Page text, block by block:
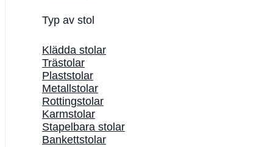
Typ av stol
Klädda stolar
Trästolar
Plaststolar
Metallstolar
Rottingstolar
Karmstolar
Stapelbara stolar
Bankettstolar